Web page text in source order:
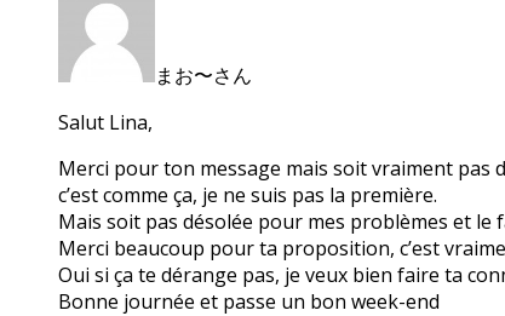
まお〜さん
Salut Lina,
Merci pour ton message mais soit vraiment pas
c’est comme ça, je ne suis pas la première.
Mais soit pas désolée pour mes problèmes et
Merci beaucoup pour ta proposition, c’est
Oui si ça te dérange pas, je veux bien faire ta
Bonne journée et passe un bon week-end